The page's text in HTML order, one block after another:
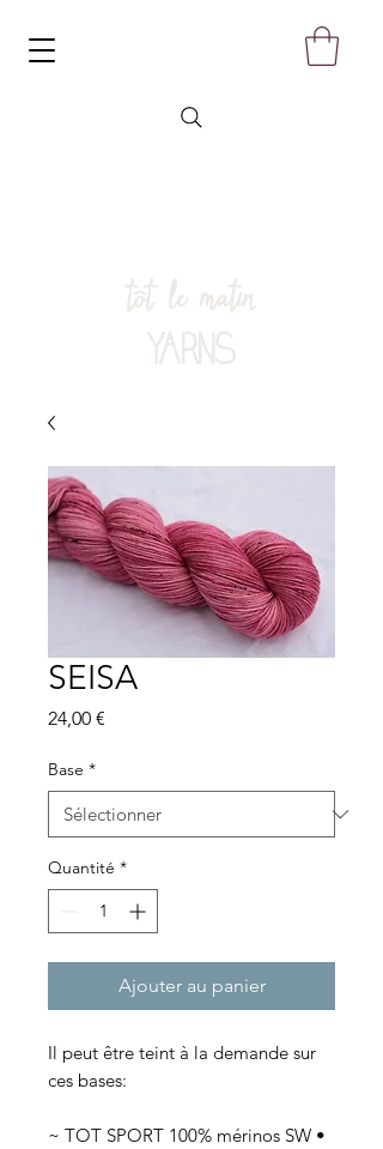
tôt le matin
YARNS
SEISA
24,00 €
Base *
Quantité *
Ajouter au panier
Il peut être teint à la demande sur
ces bases:
~ TOT SPORT 100% mérinos SW •